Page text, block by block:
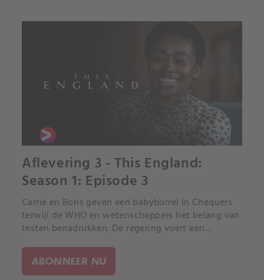
Aflevering 3 - This England:
Season 1: Episode 3
Carrie en Boris geven een babyborrel in Chequers
terwijl de WHO en wetenschappers het belang van
testen benadrukken. De regering voert een
maatregelen.
ABONNEER NU